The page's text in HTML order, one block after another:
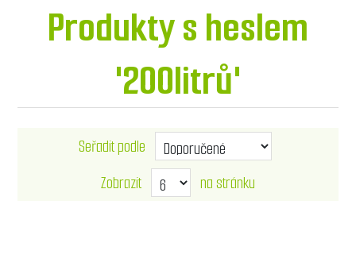
Produkty s heslem
'200litrů'
Seřadit podle
Zobrazit
na stránku